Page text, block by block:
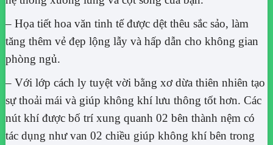
– Họa tiết hoa văn tinh tế được dệt thêu sắc sảo, làm
tăng thêm vẻ đẹp lộng lẫy và hấp dẫn cho không gian
phòng ngủ.
– Với lớp cách ly tuyệt vời bằng xơ dừa thiên nhiên tạo
sự thoải mái và giúp không khí lưu thông tốt hơn. Các
nút khí được bố trí xung quanh 02 bên thành nệm có
tác dụng như van 02 chiều giúp không khí bên trong